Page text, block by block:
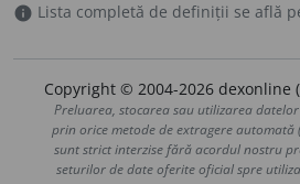
info Lista completă de definiții se află
Copyright © 2004-2026 dexonline
Preluarea, stocarea sau utilizarea
prin orice metode de extragere automată
sunt strict interzise fără acordul nostru
seturilor de date oferite oficial spre